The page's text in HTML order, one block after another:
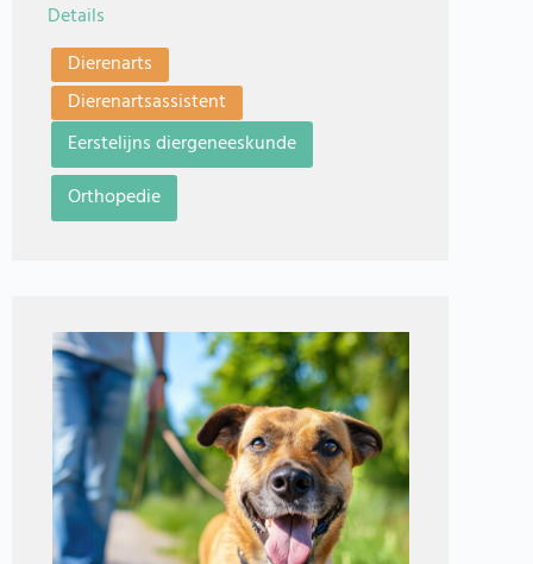
Details
Dierenarts
Dierenartsassistent
Eerstelijns diergeneeskunde
Orthopedie